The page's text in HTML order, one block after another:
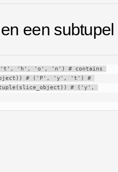
een subtupel
'h', 'o', 'n') # contains
# ('P', 'y', 't') #
# ('y',